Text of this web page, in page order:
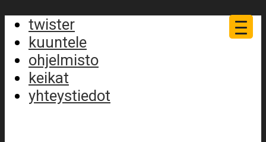
twister
kuuntele
ohjelmisto
keikat
yhteystiedot